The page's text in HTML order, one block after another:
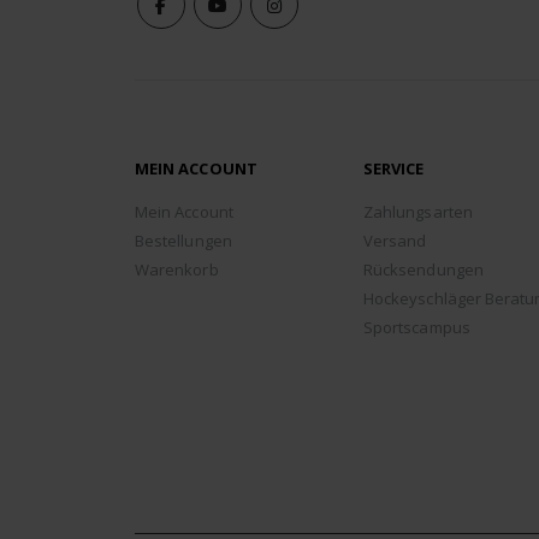
MEIN ACCOUNT
Mein Account
Bestellungen
Warenkorb
SERVICE
Zahlungsarten
Versand
Rücksendungen
Hockeyschläger
Sportscampus